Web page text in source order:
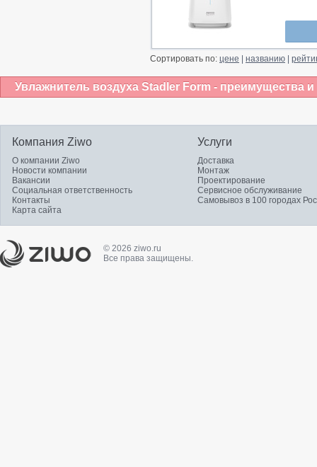
Сортировать по: цене названию
Увлажнитель воздуха Stadler Form - преимущества и
Компания Ziwo
О компании Ziwo
Новости компании
Вакансии
Социальная ответственность
Контакты
Карта сайта
Услуги
Доставка
Монтаж
Проектирование
Сервисное обслуживание
Самовывоз в 100 городах
© 2026 ziwo.ru
Все права защищены.